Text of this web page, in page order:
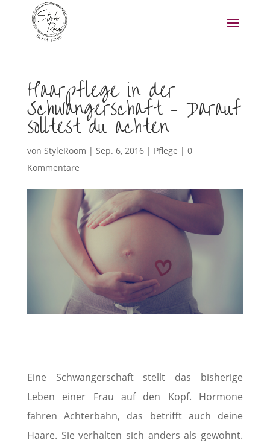
Haarpflege in der
Schwangerschaft – Darauf
solltest du achten
von StyleRoom | Sep. 6, 2016| Pflege | 0
Kommentare
Eine Schwangerschaft stellt das bisherige
Leben einer Frau auf den Kopf. Hormone
fahren Achterbahn, das betrifft auch deine
Haare. Sie verhalten sich anders als gewohnt.